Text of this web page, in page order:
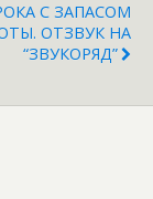
С ЗАПАСОМ
ОТЗВУК НА
“ЗВУКОРЯД”